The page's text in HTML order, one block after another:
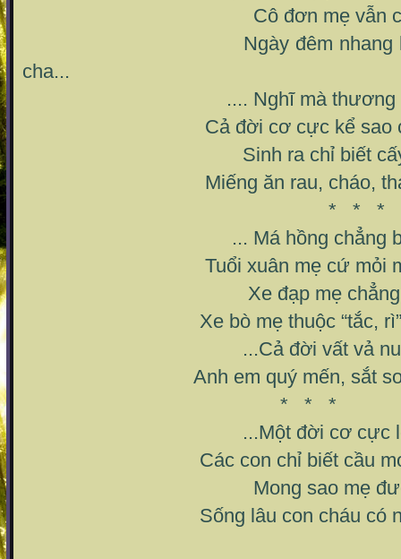
Cô đơn mẹ vẫn
Ngày đêm nhang khói,
cha...
.... Nghĩ mà thương mẹ
Cả đời cơ cực kể sao
Sinh ra chỉ biết cấy,
Miếng ăn rau, cháo, tháng
* * *
... Má hồng chẳng biết
Tuổi xuân mẹ cứ mỏi mòn
Xe đạp mẹ chẳng
Xe bò mẹ thuộc “tắc, rì”
...Cả đời vất vả nuôi
Anh em quý mến, sắt son
* * *
...Một đời cơ cực long
Các con chỉ biết cầu mong
Mong sao mẹ được
Sống lâu con cháu có nơi